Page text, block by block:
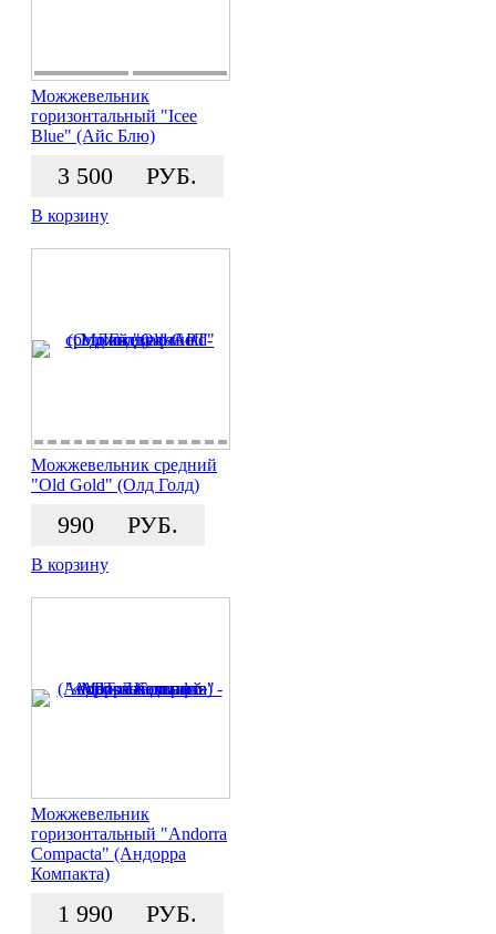
Можжевельник
горизонтальный "Icee
Blue" (Айс Блю)
3 500 РУБ.
В корзину
Можжевельник средний
"Old Gold" (Олд Голд)
990 РУБ.
В корзину
Можжевельник
горизонтальный "Andorra
Compacta" (Андорра
Компакта)
1 990 РУБ.